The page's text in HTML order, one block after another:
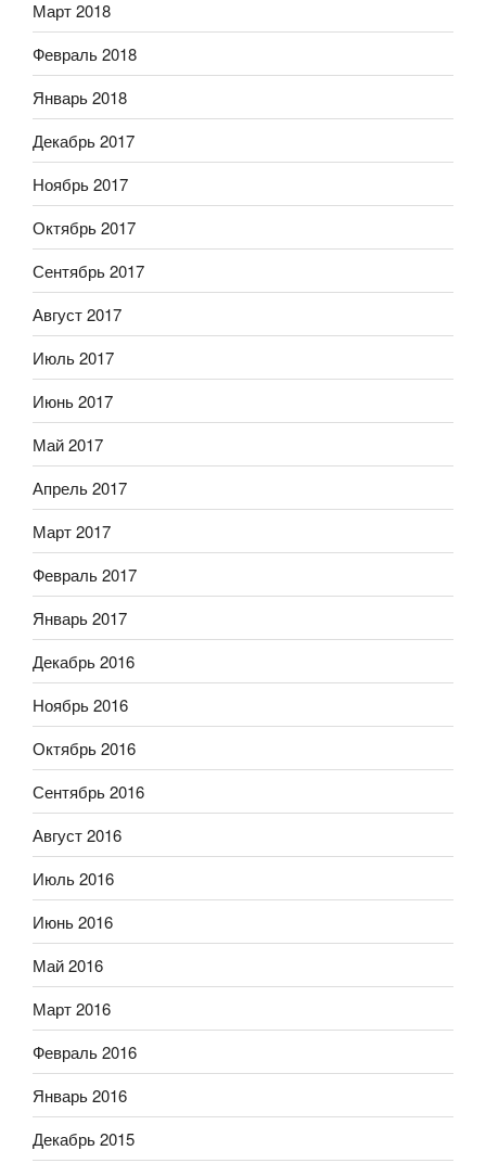
Март 2018
Февраль 2018
Январь 2018
Декабрь 2017
Ноябрь 2017
Октябрь 2017
Сентябрь 2017
Август 2017
Июль 2017
Июнь 2017
Май 2017
Апрель 2017
Март 2017
Февраль 2017
Январь 2017
Декабрь 2016
Ноябрь 2016
Октябрь 2016
Сентябрь 2016
Август 2016
Июль 2016
Июнь 2016
Май 2016
Март 2016
Февраль 2016
Январь 2016
Декабрь 2015